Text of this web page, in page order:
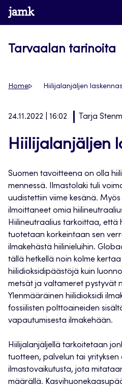
Siirry
suoraan
www.jamk.fi
Tarvaalan tarinoita
Home Hiilijalanjäljen
24.11.2022 | 16:02 Tarja
Hiilijalanjäljen
Suomen tavoitteena on olla
mennessä. Ilmastolaki tuli
uudistettiin viime kesänä.
ilmoittaneet omia
Hiilineutraalius tarkoittaa, että
tuotetaan korkeintaan sen
ilmakehästä hiilinieluihin.
tällä hetkellä noin kolme
hiilidioksidipäästöjä kuin
metsät ja valtameret pystyvät
Ylenmääräinen hiilidioksidi
fossiilisten polttoaineiden
vapautumisesta ilmakehään.
Hiilijalanjäljellä tarkoitetaan
tuotteen, palvelun tai
ilmastovaikutusta, jota
määrällä.